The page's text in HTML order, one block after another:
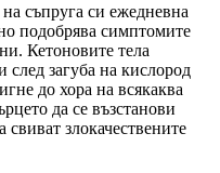
съпруга си ежедневна
подобрява симптомите
Кетоновите тела
след загуба на кислород
до хора на всякаква
да се възстанови
злокачествените